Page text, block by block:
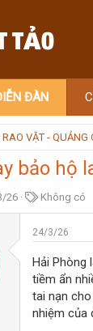
ĐÀN
RAO VẶT -
bảo hộ
26
T
ừ
k
h
ó
a
Không có
24/3/26
Hải Phòng
tiềm ẩn
tai nạn
nhiệm của